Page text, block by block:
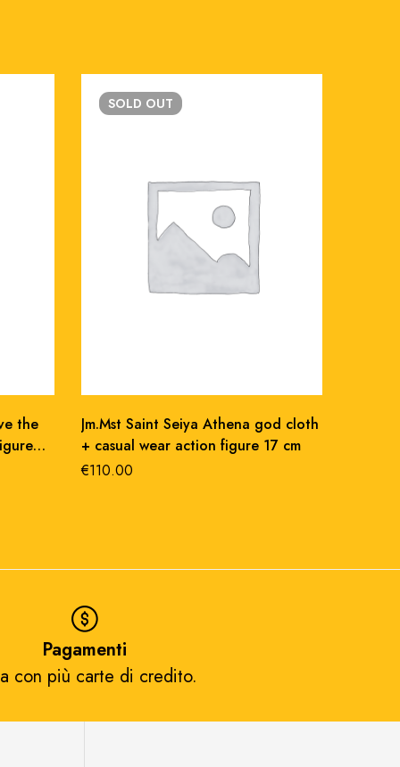
the
SOLD OUT
Jm.Mst Saint Seiya Athena god cloth
+ casual wear action figure 17 cm
€110.00
Pagamenti
con più carte di credito.​